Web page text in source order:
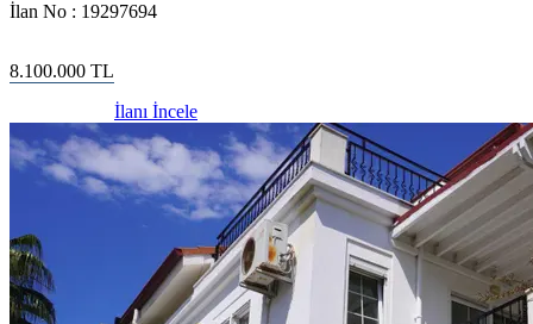
İlan No : 19297694
8.100.000 TL
İlanı İncele